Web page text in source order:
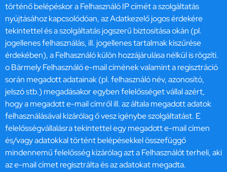
történő belépéskor a Felhasználó IP címét a szolgáltatás
nyújtásához kapcsolódóan, az Adatkezelő jogos érdekére
tekintettel és a szolgáltatás jogszerű biztosítása okán (pl.
jogellenes felhasználás, ill. jogellenes tartalmak kiszűrése
érdekében), a Felhasználó külön hozzájárulása nélkül is rögzíti.
o Bármely Felhasználó e-mail címének valamint a regisztráció
során megadott adatainak (pl. felhasználó név, azonosító,
jelszó stb.) megadásakor egyben felelősséget vállal azért,
hogy a megadott e-mail címről ill. az általa megadott adatok
felhasználásával kizárólag ő vesz igénybe szolgáltatást. E
felelősségvállalásra tekintettel egy megadott e-mail címen
és/vagy adatokkal történt belépésekkel összefüggő
mindennemű felelősség kizárólag azt a Felhasználót terheli, aki
az e-mail címet regisztrálta és az adatokat megadta.